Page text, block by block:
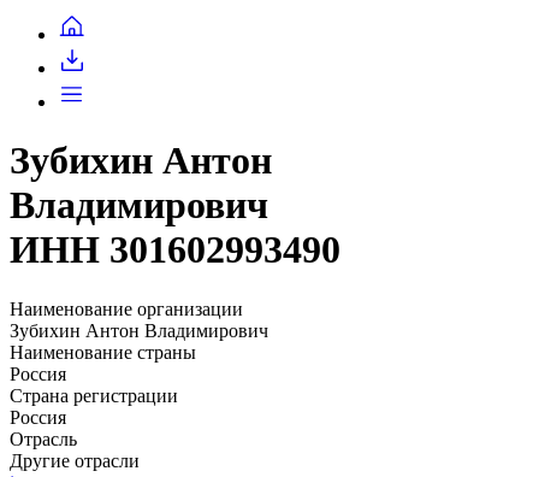
Зубихин Антон
Владимирович
ИНН 301602993490
Наименование организации
Зубихин Антон Владимирович
Наименование страны
Россия
Страна регистрации
Россия
Отрасль
Другие отрасли